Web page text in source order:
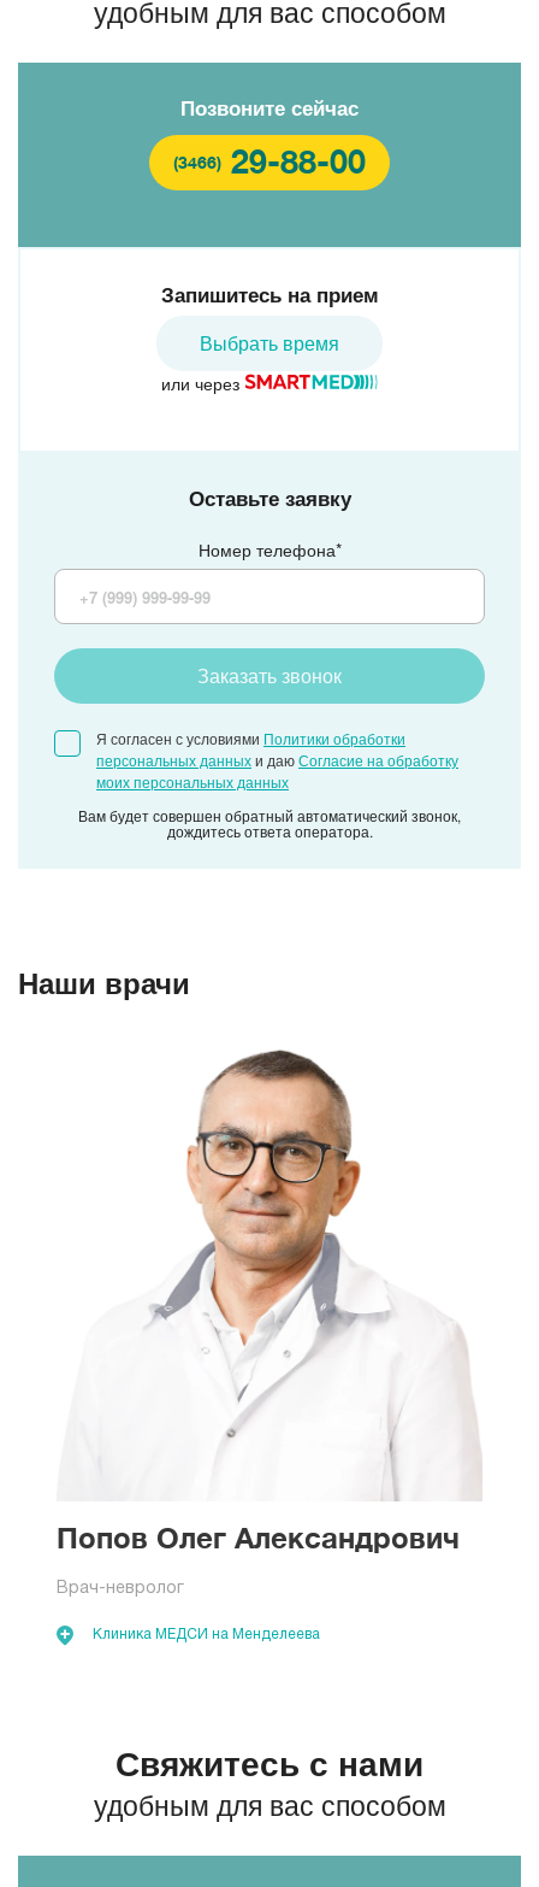
удобным для вас способом
Позвоните сейчас
(3466) 29-88-00
Оставьте заявку
Номер телефона*
Заказать звонок
Я согласен с условиями Политики обработки
персональных данныхи даюСогласие на обработку
моих персональных данных
Вам будет совершен обратный автоматический звонок,
дождитесь ответа оператора.
Запишитесь на прием
Выбрать время
или через
Наши врачи
Попов Олег Александрович
Врач-невролог
Клиника МЕДСИ на Менделеева
Свяжитесь с нами
удобным для вас способом